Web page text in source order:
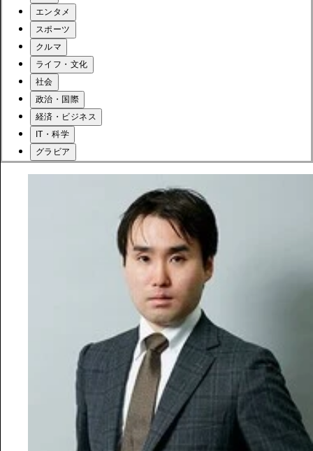
エンタメ
スポーツ
クルマ
ライフ・文化
社会
政治・国際
経済・ビジネス
IT・科学
グラビア